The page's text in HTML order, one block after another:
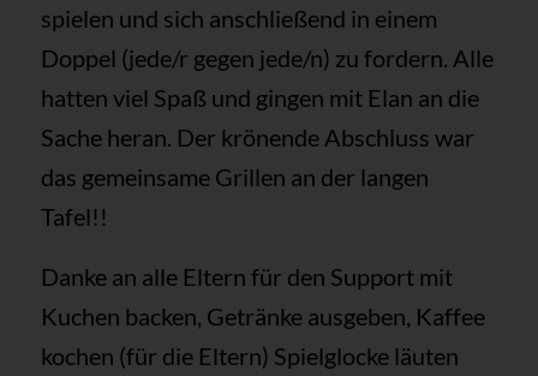
spielen und sich anschließend in einem
Doppel (jede/r gegen jede/n) zu fordern. Alle
hatten viel Spaß und gingen mit Elan an die
Sache heran. Der krönende Abschluss war
das gemeinsame Grillen an der langen
Tafel!!
Danke an alle Eltern für den Support mit
Kuchen backen, Getränke ausgeben, Kaffee
kochen (für die Eltern) Spielglocke läuten